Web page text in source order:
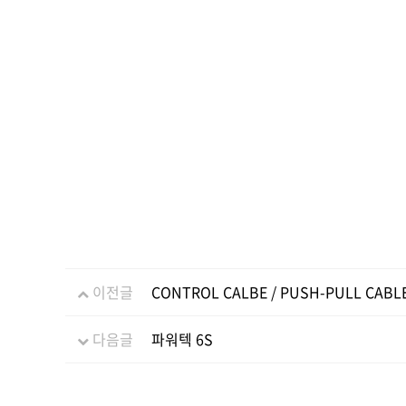
이전글 CONTROL CALBE / PUSH-PULL
다음글 파워텍 6S